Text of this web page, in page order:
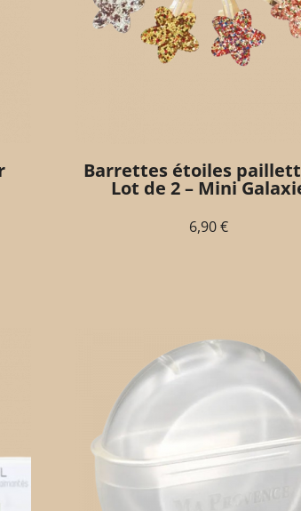
Barrettes étoiles
Lot de 2 – Mini
6,90€